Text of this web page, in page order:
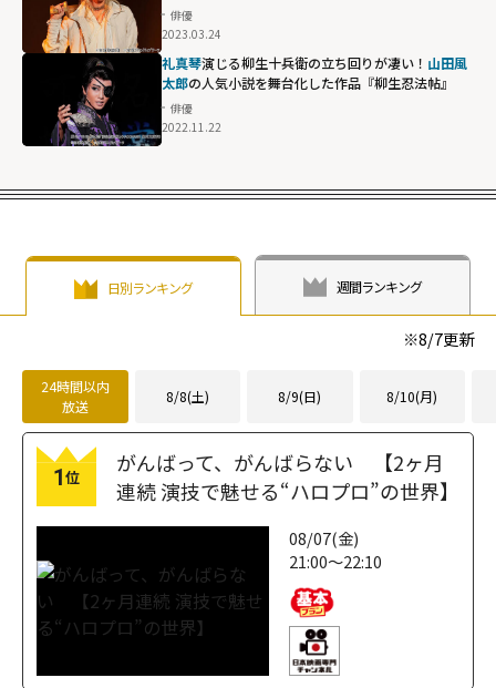
俳優
2023.03.24
礼真琴演じる柳生十兵衛の立ち回りが凄い！ 山田風
太郎の人気小説を舞台化した作品『柳生忍法帖』
俳優
2022.11.22
日別ランキング 週間ランキング
※8/7更新
24時間以内
放送
8/8(土) 8/9(日) 8/10(月)
1位
がんばって、がんばらない 【2ヶ月
連続 演技で魅せる“ハロプロ”の世界】
08/07(金)
21:00～22:10